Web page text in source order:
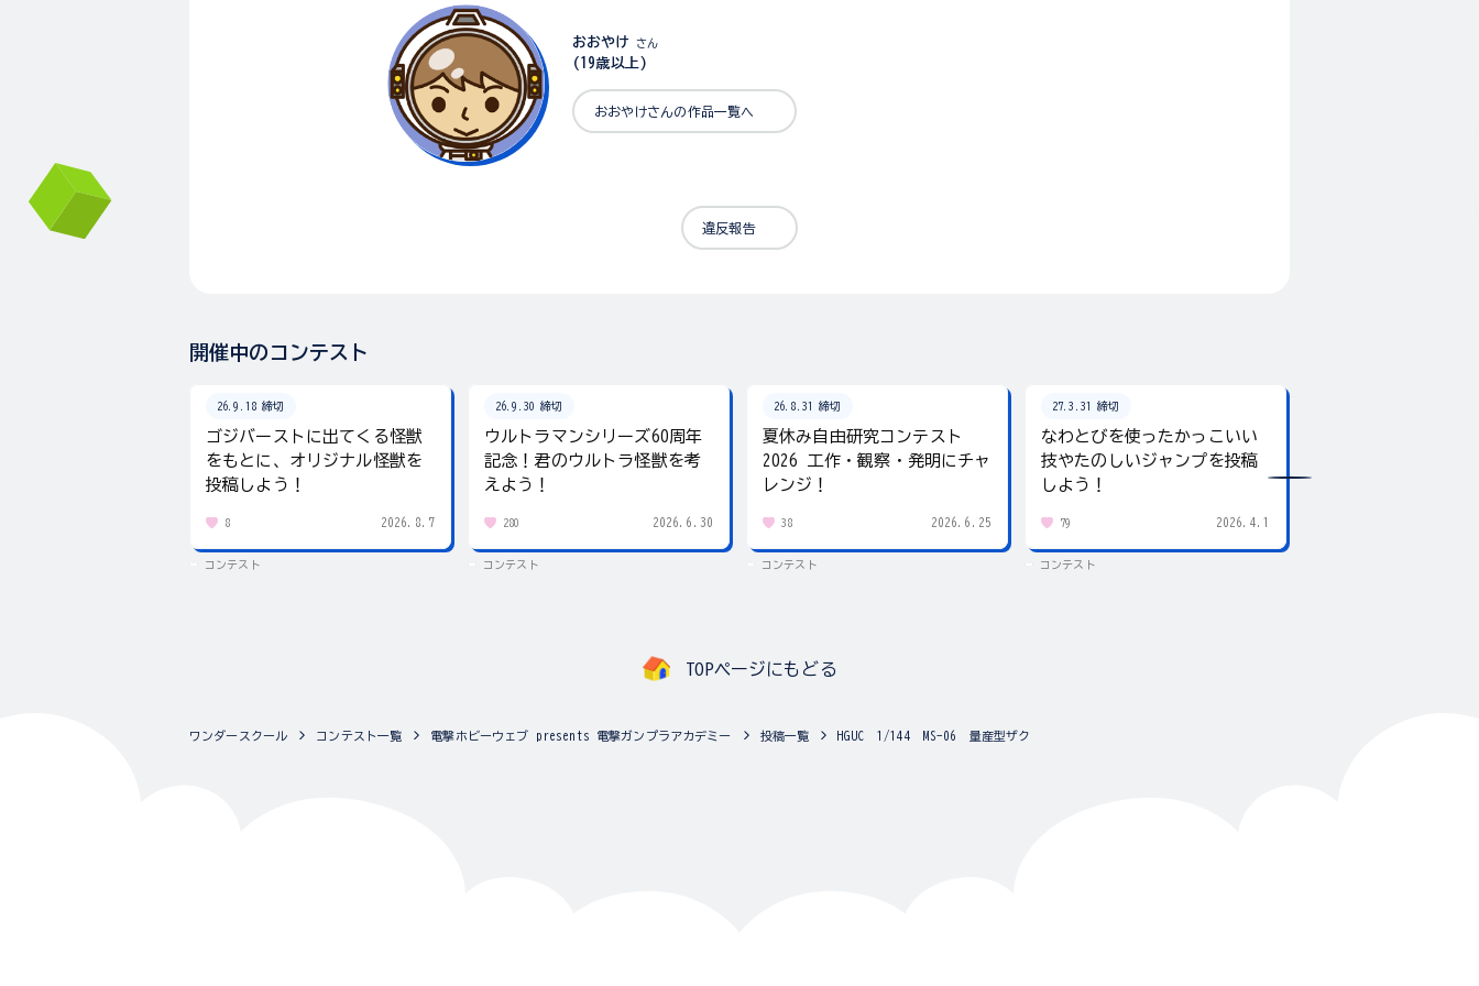
おおやけ さん
(19歳以上)
おおやけさんの作品一覧へ
違反報告
開催中のコンテスト
26.9.18 締切
ゴジバーストに出てくる怪獣
をもとに、オリジナル怪獣を
投稿しよう！
8 2026.8.7
コンテスト
26.9.30 締切
ウルトラマンシリーズ60周年
記念！君のウルトラ怪獣を考
えよう！
280 2026.6.30
コンテスト
26.8.31 締切
夏休み自由研究コンテスト
2026 工作・観察・発明にチャ
レンジ！
38 2026.6.25
コンテスト
27.3.31 締切
なわとびを使ったかっこいい
技やたのしいジャンプを投稿
しよう！
79 2026.4.1
コンテスト
TOPページにもどる
ワンダースクール コンテスト一覧 電撃ホビーウェブ presents 電撃ガンプラアカデミー 投稿一覧 HGUC 1/144 MS-06 量産型ザク